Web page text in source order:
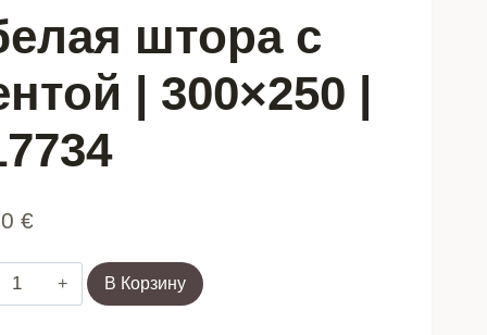
штора с
| 300×250 |
€
Количество
В Корзину
300x250
717734